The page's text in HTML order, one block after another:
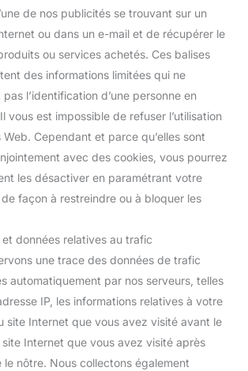
de nos publicités se trouvant sur un
ou dans un e-mail et de récupérer le
ou services achetés. Ces balises
des informations limitées qui ne
l’identification d’une personne en
vous est impossible de refuser l’utilisation
Web. Cependant et parce qu’elles sont
avec des cookies, vous pourrez
les désactiver en paramétrant votre
façon à restreindre ou à bloquer les
et données relatives au trafic
une trace des données de trafic
automatiquement par nos serveurs, telles
IP, les informations relatives à votre
site Internet que vous avez visité avant le
Internet que vous avez visité après
le nôtre. Nous collectons également